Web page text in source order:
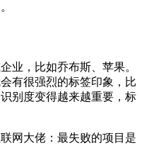
业，比如乔布斯、苹果。
有很强烈的标签印象，比
别度变得越来越重要，标
网大佬：最失败的项目是